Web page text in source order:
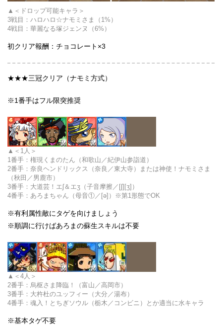
＜ドロップ可能キャラ＞
3戦目： ハロハロ☆ナモミさま
（1%）
4戦目： 華麗なる塚ジェンヌ （6%）
初クリア報酬：チョコレート×3
★★★三冠クリア（ナモミ方式）
※1番手はフル限突推奨
＜1人＞
1番手：権現くまのたん（和歌山／紀伊山参詣道）
2番手： 奈良ヘンドリックス（奈良／東大寺）または神使！ナモミさま
（秋田／男鹿市）
3番手：大道芸！エʃ＆エʒ（子音摩擦／[ʃ][ʒ]）
4番手：あろまちゃん（母音①／[ə]）※第1形態でOK
※有利属性敵にタゲを向けましょう
※順調に行けばあろまの蘇生スキルは不要
＜4人＞
2番手： 烏枢さま降臨！（富山／高岡市）
3番手：大杵杜のユッフィー（大分／湯布）
4番手：魂入！とちぎソウル（栃木／コンビニ）とか適当に水キャラ
※基本タゲ不要